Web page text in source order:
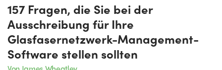
157 Fragen, die Sie bei der
Ausschreibung für Ihre
Glasfasernetzwerk-Management-
Software stellen sollten